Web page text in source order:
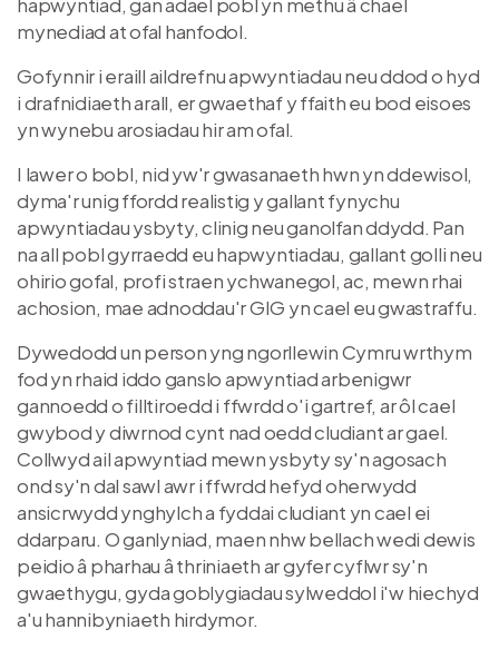
mynediad at ofal hanfodol.
Gofynnir i eraill aildrefnu apwyntiadau neu ddod o hyd
i drafnidiaeth arall, er gwaethaf y ffaith eu bod eisoes
yn wynebu arosiadau hir am ofal.
I lawer o bobl, nid yw'r gwasanaeth hwn yn ddewisol,
dyma'r unig ffordd realistig y gallant fynychu
apwyntiadau ysbyty, clinig neu ganolfan ddydd. Pan
na all pobl gyrraedd eu hapwyntiadau, gallant golli neu
ohirio gofal, profi straen ychwanegol, ac, mewn rhai
achosion, mae adnoddau'r GIG yn cael eu gwastraffu.
Dywedodd un person yng ngorllewin Cymru wrthym
fod yn rhaid iddo ganslo apwyntiad arbenigwr
gannoedd o filltiroedd i ffwrdd o'i gartref, ar ôl cael
gwybod y diwrnod cynt nad oedd cludiant ar gael.
Collwyd ail apwyntiad mewn ysbyty sy'n agosach
ond sy'n dal sawl awr i ffwrdd hefyd oherwydd
ansicrwydd ynghylch a fyddai cludiant yn cael ei
ddarparu. O ganlyniad, maen nhw bellach wedi dewis
peidio â pharhau â thriniaeth ar gyfer cyflwr sy'n
gwaethygu, gyda goblygiadau sylweddol i'w hiechyd
a'u hannibyniaeth hirdymor.